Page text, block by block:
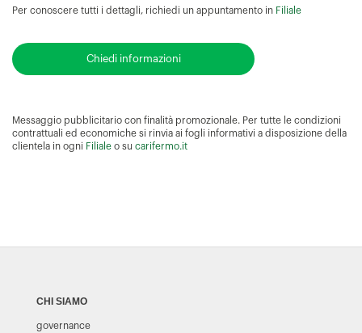
Per conoscere tutti i dettagli, richiedi un appuntamento in Filiale
Chiedi informazioni
Messaggio pubblicitario con finalità promozionale. Per tutte le condizioni
contrattuali ed economiche si rinvia ai fogli informativi a disposizione della
clientela in ogni Filiale o su carifermo.it
CHI SIAMO
governance